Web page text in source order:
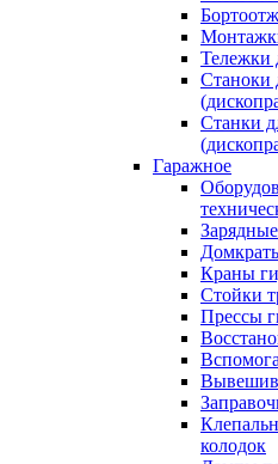
Тележки
Станоки
Станки
Гаражное
Краны
Стойки
Прессы
колодок